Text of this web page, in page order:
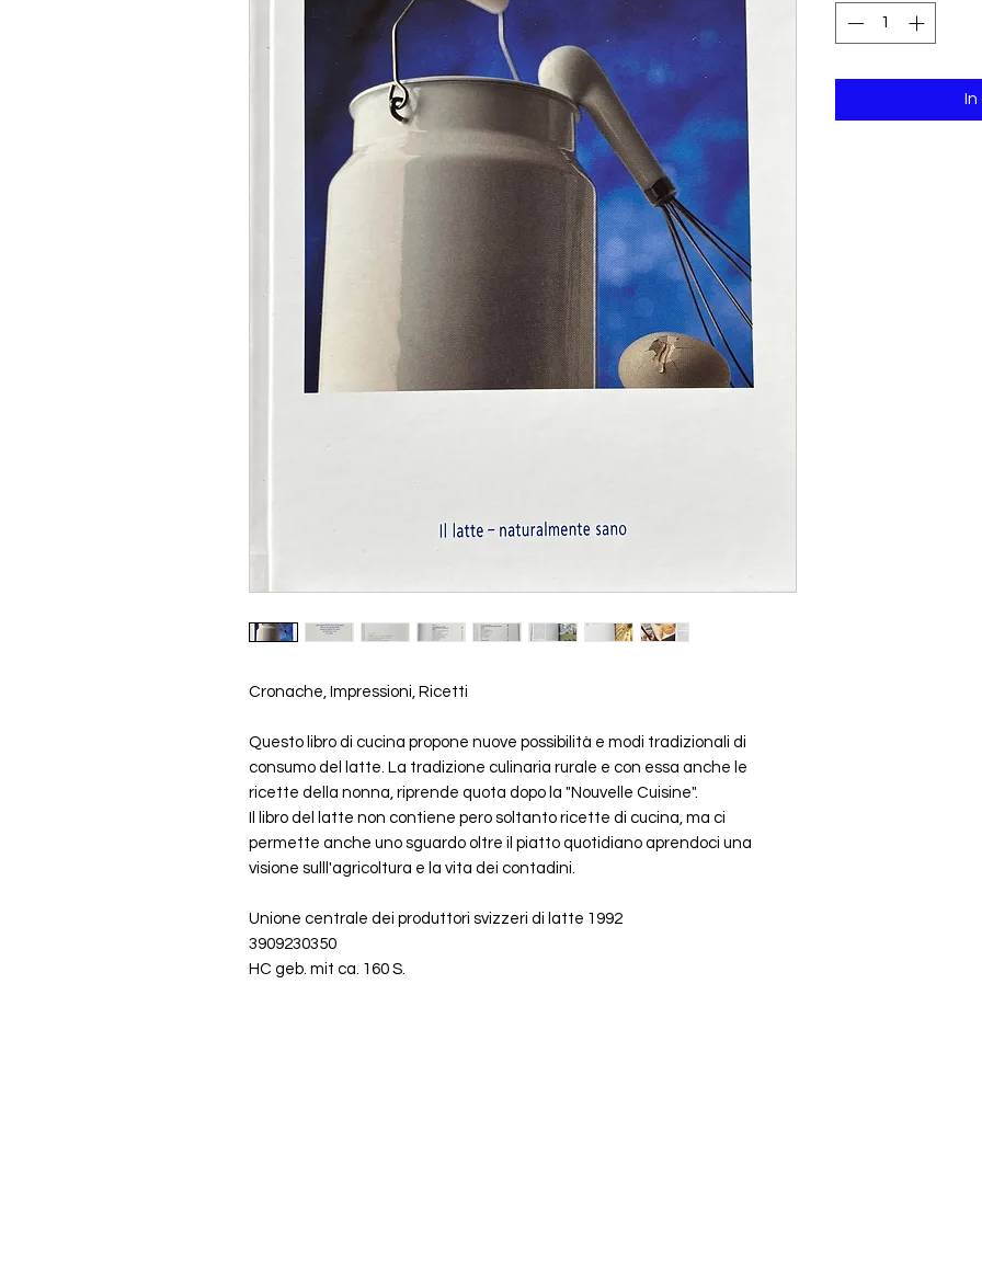
Cronache, Impressioni, Ricetti
Questo libro di cucina propone nuove possibilità e modi tradizionali di
consumo del latte. La tradizione culinaria rurale e con essa anche le
ricette della nonna, riprende quota dopo la "Nouvelle Cuisine".
Il libro del latte non contiene pero soltanto ricette di cucina, ma ci
permette anche uno sguardo oltre il piatto quotidiano aprendoci una
visione sulll'agricoltura e la vita dei contadini.
Unione centrale dei produttori svizzeri di latte 1992
3909230350
HC geb. mit ca. 160 S.